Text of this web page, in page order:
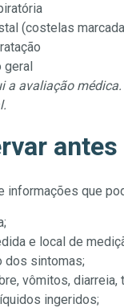
(costelas
geral
a avaliação
informações que
e local de
dos sintomas;
vômitos,
ingeridos;